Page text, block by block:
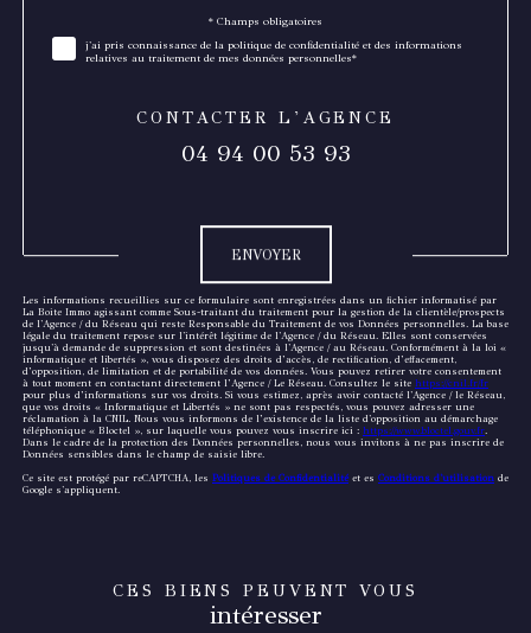
* Champs obligatoires
j'ai pris connaissance de la politique de confidentialité et des informations
relatives au traitement de mes données personnelles*
CONTACTER L'AGENCE
04 94 00 53 93
ENVOYER
Les informations recueillies sur ce formulaire sont enregistrées dans un fichier informatisé par
La Boite Immo agissant comme Sous-traitant du traitement pour la gestion de la clientèle/prospects
de l'Agence / du Réseau qui reste Responsable du Traitement de vos Données personnelles. La base
légale du traitement repose sur l'intérêt légitime de l'Agence / du Réseau. Elles sont conservées
jusqu'à demande de suppression et sont destinées à l'Agence / au Réseau. Conformément à la loi «
informatique et libertés », vous disposez des droits d’accès, de rectification, d’effacement,
d’opposition, de limitation et de portabilité de vos données. Vous pouvez retirer votre consentement
à tout moment en contactant directement l’Agence / Le Réseau. Consultez le site https://cnil.fr/fr
pour plus d’informations sur vos droits. Si vous estimez, après avoir contacté l'Agence / le Réseau,
que vos droits « Informatique et Libertés » ne sont pas respectés, vous pouvez adresser une
réclamation à la CNIL. Nous vous informons de l’existence de la liste d'opposition au démarchage
téléphonique « Bloctel », sur laquelle vous pouvez vous inscrire ici : https://www.bloctel.gouv.fr.
Dans le cadre de la protection des Données personnelles, nous vous invitons à ne pas inscrire de
Données sensibles dans le champ de saisie libre.
Ce site est protégé par reCAPTCHA, les Politiques de Confidentialitéet es Conditions d'utilisation de
Google s'appliquent.
CES BIENS PEUVENT VOUS
intéresser